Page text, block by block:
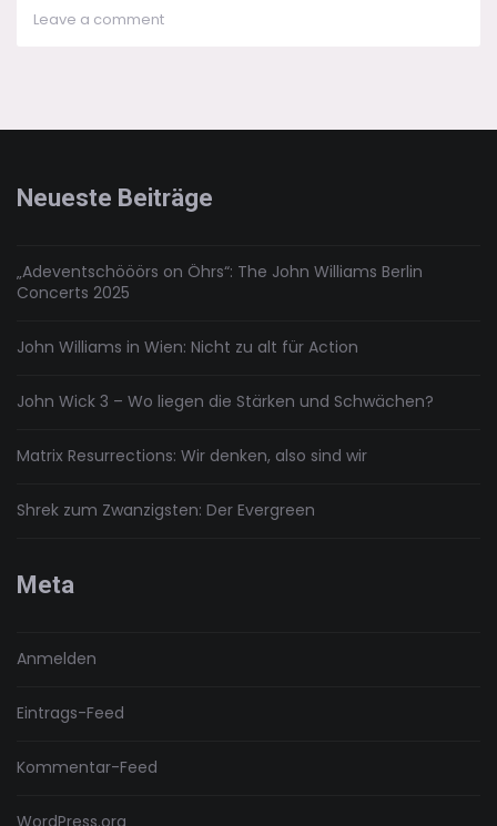
Leave a commenton
Neueste Beiträge
„Adeventschööörs on Öhrs“: The John Williams Berlin
Concerts 2025
John Williams in Wien: Nicht zu alt für Action
John Wick 3 – Wo liegen die Stärken und Schwächen?
Matrix Resurrections: Wir denken, also sind wir
Shrek zum Zwanzigsten: Der Evergreen
Meta
Anmelden
Eintrags-Feed
Kommentar-Feed
WordPress.org